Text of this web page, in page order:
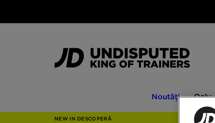
Noutăți
JD
Only
NEW IN DESCOPERĂ